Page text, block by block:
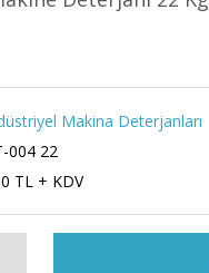
Makina Deterjanları
004 22
TL + KDV